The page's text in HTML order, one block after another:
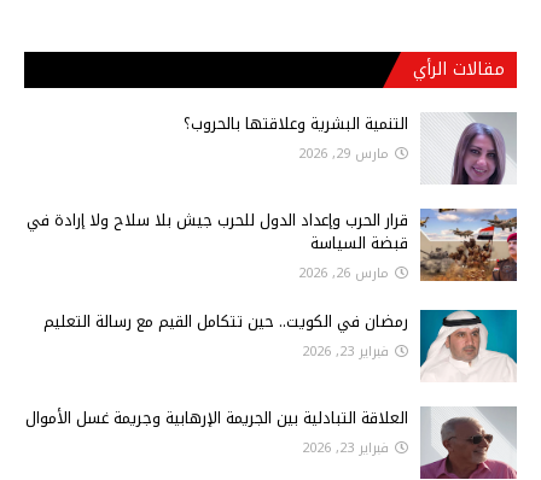
مقالات الرأي
التنمية البشرية وعلاقتها بالحروب؟
مارس 29, 2026
قرار الحرب وإعداد الدول للحرب جيش بلا سلاح ولا إرادة في
قبضة السياسة
مارس 26, 2026
رمضان في الكويت.. حين تتكامل القيم مع رسالة التعليم
فبراير 23, 2026
العلاقة التبادلية بين الجريمة الإرهابية وجريمة غسل الأموال
فبراير 23, 2026